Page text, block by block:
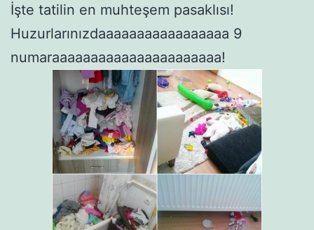
İşte tatilin en muhteşem pasaklısı!
Huzurlarınızdaaaaaaaaaaaaaaaaa 9
numaraaaaaaaaaaaaaaaaaaaaaa!